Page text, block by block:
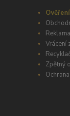
Vrácení
Zpětný